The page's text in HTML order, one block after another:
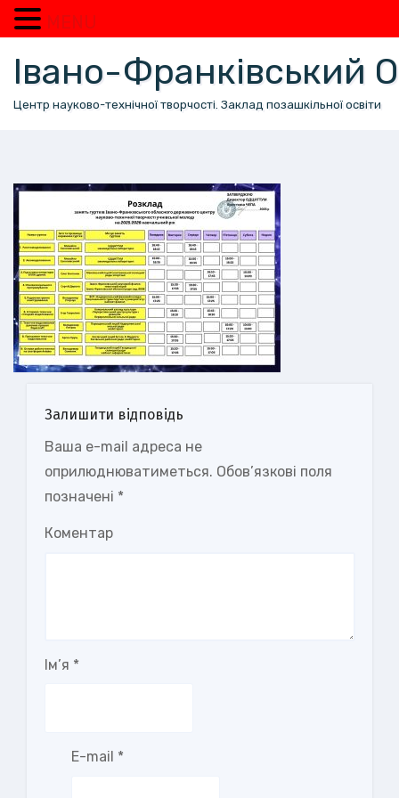
вмісту
Івано-Франківський
Центр науково-технічної творчості. Заклад позашкільної освіти
Залишити відповідь
Ваша e-mail адреса не
оприлюднюватиметься. Обов’язкові поля
позначені *
Коментар
Ім’я *
E-mail *
MENU